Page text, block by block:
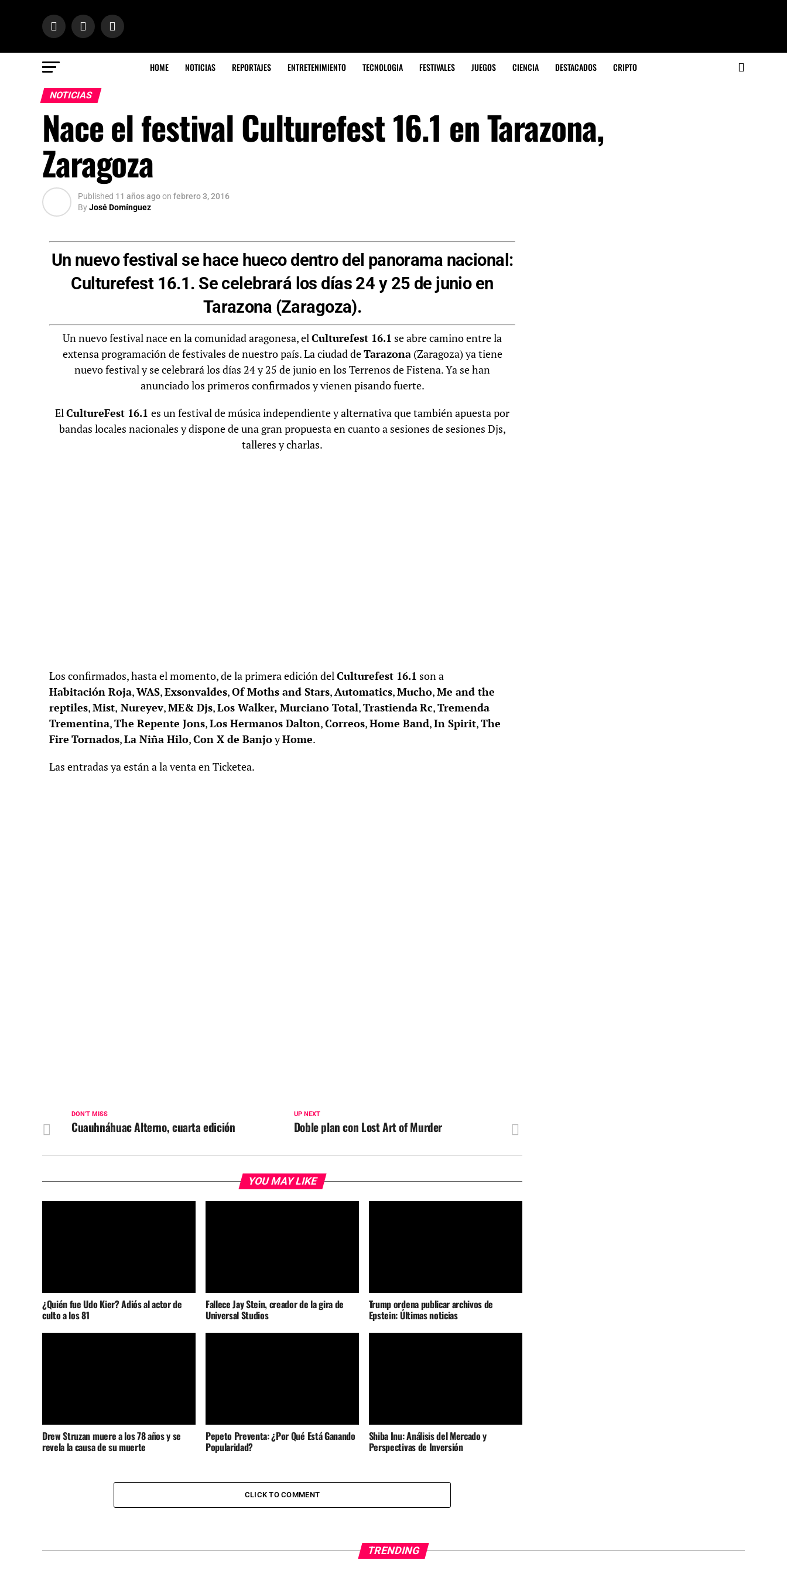
HOME NOTICIAS REPORTAJES ENTRETENIMIENTO TECNOLOGIA FESTIVALES JUEGOS CIENCIA DESTACADOS CRIPTO
NOTICIAS
Nace el festival Culturefest 16.1 en Tarazona,
Zaragoza
Published 11 años agoon febrero 3, 2016
ByJosé Domínguez
Un nuevo festival se hace hueco dentro del panorama nacional:
Culturefest 16.1. Se celebrará los días 24 y 25 de junio en
Tarazona (Zaragoza).
Un nuevo festival nace en la comunidad aragonesa, elCulturefest 16.1 se abre camino entre la
extensa programación de festivales de nuestro país. La ciudad deTarazona(Zaragoza) ya tiene
nuevo festival y se celebrará los días 24 y 25 de junio en los Terrenos de Fistena. Ya se han
anunciado los primeros confirmados y vienen pisando fuerte.
ElCultureFest 16.1 es un festival de música independiente y alternativa que también apuesta por
bandas locales nacionales y dispone de una gran propuesta en cuanto a sesiones de sesiones Djs,
talleres y charlas.
Los confirmados, hasta el momento, de la primera edición delCulturefest 16.1 son a
Habitación Roja,WAS,Exsonvaldes,Of Moths and Stars,Automatics,Mucho,Me and the
reptiles,Mist, Nureyev,ME& Djs,Los Walker, Murciano Total,TrastiendaRc,Tremenda
Trementina,The Repente Jons,Los Hermanos Dalton,Correos,Home Band,In Spirit,The
Fire Tornados,La Niña Hilo,Con X de BanjoyHome.
Las entradas ya están a la venta en Ticketea.
UP NEXT
Doble plan con Lost Art of Murder
DON'T MISS
Cuauhnáhuac Alterno, cuarta edición
YOU MAY LIKE
¿Quién fue Udo Kier? Adiós al actor de
culto a los 81
Fallece Jay Stein, creador de la gira de
Universal Studios
Trump ordena publicar archivos de
Epstein: Últimas noticias
Drew Struzan muere a los 78 años y se
revela la causa de su muerte
Pepeto Preventa: ¿Por Qué Está Ganando
Popularidad?
Shiba Inu: Análisis del Mercado y
Perspectivas de Inversión
CLICK TO COMMENT
TRENDING